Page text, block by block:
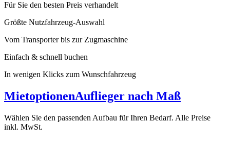
Für Sie den besten Preis verhandelt
Größte Nutzfahrzeug-Auswahl
Vom Transporter bis zur Zugmaschine
Einfach & schnell buchen
In wenigen Klicks zum Wunschfahrzeug
MietoptionenAuflieger nach Maß
Wählen Sie den passenden Aufbau für Ihren Bedarf. Alle Preise
inkl. MwSt.